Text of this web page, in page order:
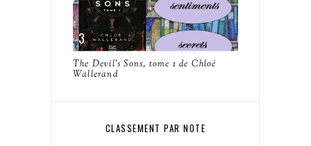
The Devil's Sons, tome 1 de Chloé
Wallerand
CLASSEMENT PAR NOTE